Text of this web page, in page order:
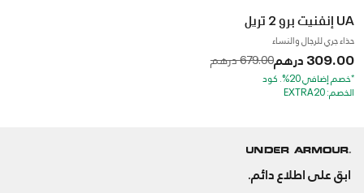
UA إنفنيت برو 2 تريل
حذاء جري للرجال والنساء
309.00 درهم Price reduced from
679.00 درهم to
*خصم إضافي 20%. كود
الخصم: EXTRA20
ابق على اطلاع دائم.